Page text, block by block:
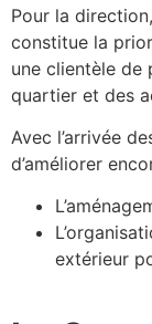
Pour la
constitue la
une clientèle de
quartier et des
Avec l’arrivée
d’améliorer
extérieur